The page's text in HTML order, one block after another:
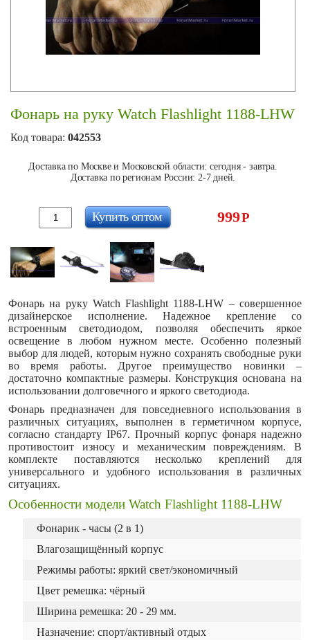
Фонарь на руку Watch Flashlight 1188-LHW
Код товара: 042553
Доставка по Москве и Московской области: сегодня - завтра.
Доставка по регионам России: 2-7 дней.
999Р
Купить оптом
Фонарь на руку Watch Flashlight 1188-LHW – совершенное
дизайнерское исполнение. Надежное крепление со
встроенным светодиодом, позволяя обеспечить яркое
освещение в любом нужном месте. Особенно полезный
выбор для людей, которым нужно сохранять свободные руки
во время работы. Другое преимущество новинки –
достаточно компактные размеры. Конструкция основана на
использовании долговечного и яркого светодиода.
Фонарь предназначен для повседневного использования в
различных ситуациях, выполнен в герметичном корпусе,
согласно стандарту IP67. Прочный корпус фонаря надежно
противостоит износу и механическим повреждениям. В
комплекте поставляются несколько креплений для
универсального и удобного использования в различных
ситуациях.
Особенности модели Watch Flashlight 1188-LHW
Фонарик - часы (2 в 1)
Влагозащищённый корпус
Режимы работы: яркий свет/экономичный
Цвет ремешка: чёрный
Ширина ремешка: 20 - 29 мм.
Назначение: спорт/активный отдых